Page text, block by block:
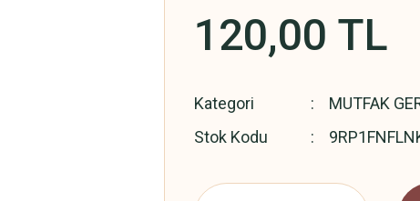
120,00 TL
Kategori
MUTFAK
Stok Kodu